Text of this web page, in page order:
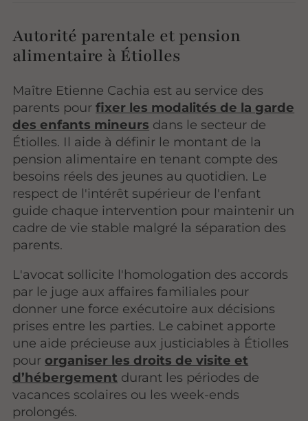
Autorité parentale et pension
alimentaire à Étiolles
Maître Etienne Cachia est au service des
parents pourfixer les modalités de la garde
des enfants mineurs dans le secteur de
Étiolles. Il aide à définir le montant de la
pension alimentaire en tenant compte des
besoins réels des jeunes au quotidien. Le
respect de l'intérêt supérieur de l'enfant
guide chaque intervention pour maintenir un
cadre de vie stable malgré la séparation des
parents.
L'avocat sollicite l'homologation des accords
par le juge aux affaires familiales pour
donner une force exécutoire aux décisions
prises entre les parties. Le cabinet apporte
une aide précieuse aux justiciables à Étiolles
pourorganiser les droits de visite et
d’hébergement durant les périodes de
vacances scolaires ou les week-ends
prolongés.